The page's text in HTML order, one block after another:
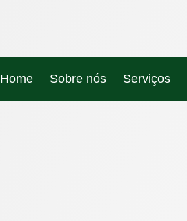
Home Sobre nós Serviços